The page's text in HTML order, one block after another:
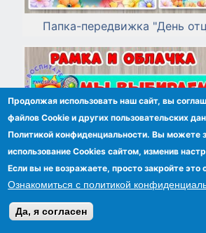
Папка-передвижка "День
Продолжая использовать наш сайт, вы
файлов Сookie и других пользовательских
Политикой конфиденциальности. Вы можете
использование Cookies сайтом, изменив
Если вы не возражаете, просто закройте это
Ознакомиться с политикой
Да, я согласен